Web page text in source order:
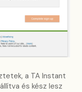
a TA Instant
és kész lesz